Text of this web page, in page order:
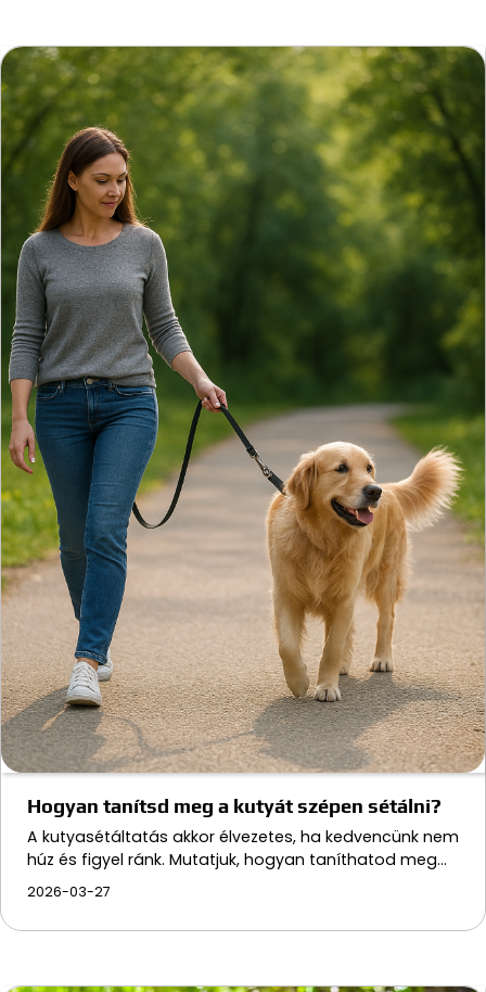
Hogyan tanítsd meg a kutyát szépen sétálni?
A kutyasétáltatás akkor élvezetes, ha kedvencünk nem
húz és figyel ránk. Mutatjuk, hogyan taníthatod meg…
2026-03-27